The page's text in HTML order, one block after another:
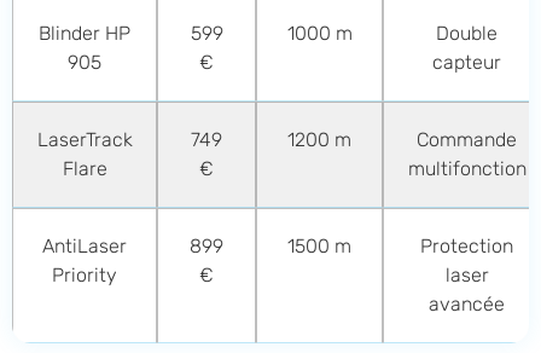
Blinder HP
905
599
€
1000 m
Double
capteur
LaserTrack
Flare
749
€
1200 m
Commande
multifonction
AntiLaser
Priority
899
€
1500 m
Protection
laser
avancée